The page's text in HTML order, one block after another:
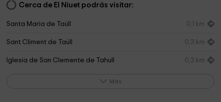
Cerca de El Niuet podrás visitar:
Santa Maria de Taüll 0,1 km
Sant Climent de Taüll 0,3 km
Iglesia de San Clemente de Tahull 0,3 km
Más